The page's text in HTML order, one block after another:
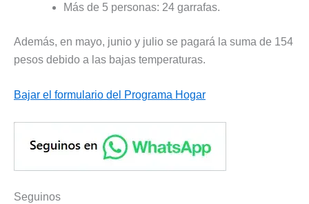
Más de 5 personas: 24 garrafas.
Además, en mayo, junio y julio se pagará la suma de 154
pesos debido a las bajas temperaturas.
Bajar el formulario del Programa Hogar
Seguinos